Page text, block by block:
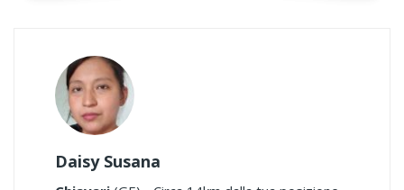
Daisy Susana